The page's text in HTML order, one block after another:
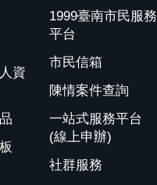
資
1999臺南市民服務
平台
市民信箱
陳情案件查詢
一站式服務平台
(線上申辦)
社群服務